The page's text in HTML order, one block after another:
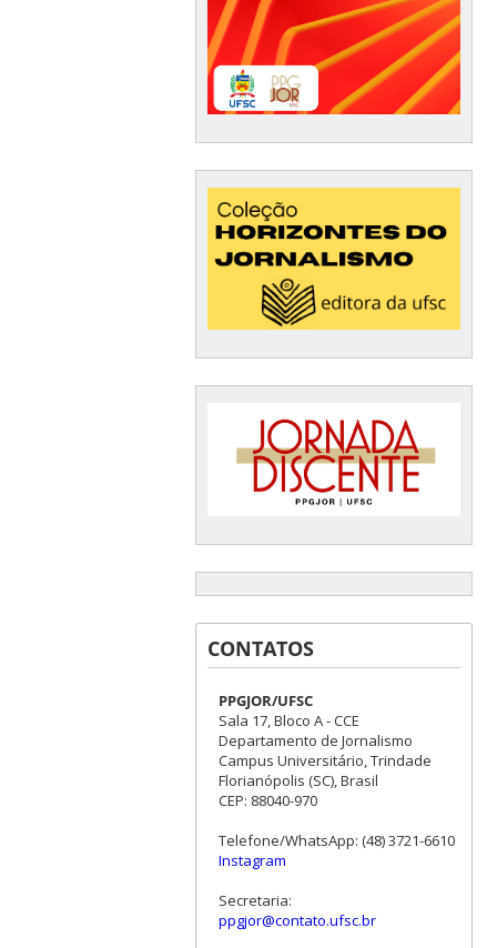
CONTATOS
PPGJOR/UFSC
Sala 17, Bloco A - CCE
Departamento de Jornalismo
Campus Universitário, Trindade
Florianópolis (SC), Brasil
CEP: 88040-970
Telefone/WhatsApp: (48) 3721-6610
Instagram
Secretaria:
ppgjor@contato.ufsc.br